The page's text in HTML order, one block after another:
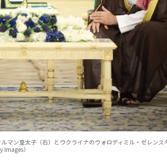
マン皇太子（右）とウクライナのウォロディミル・ゼレンス
）